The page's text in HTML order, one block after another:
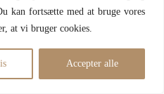
kan fortsætte med at bruge vores
at vi bruger cookies.
Accepter alle